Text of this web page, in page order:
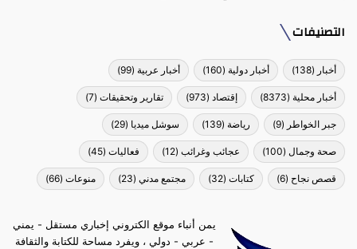
التصنيفات
أخبار (138) أخبار دولية (160) أخبار عربية (99)
أخبار محلية (8373) إقتصاد (973) تقارير وتحقيقات (7)
جبر الخواطر (9) رياضة (139) سوشل ميديا (29)
صحة وجمال (100) عجائب وغرائب (12) فعاليات (45)
قصص نجاح (6) كتابات (32) مجتمع مدني (23) منوعات (66)
يمن أنباء موقع الكتروني إخباري مستقل - يمني
- عربي - دولي ، ويفرد مساحة للكتابة والثقافة